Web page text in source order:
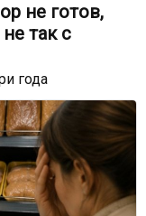
не готов,
так с
года